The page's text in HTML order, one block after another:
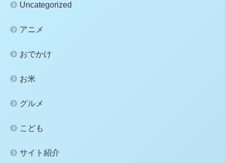
Uncategorized
アニメ
おでかけ
お米
グルメ
こども
サイト紹介